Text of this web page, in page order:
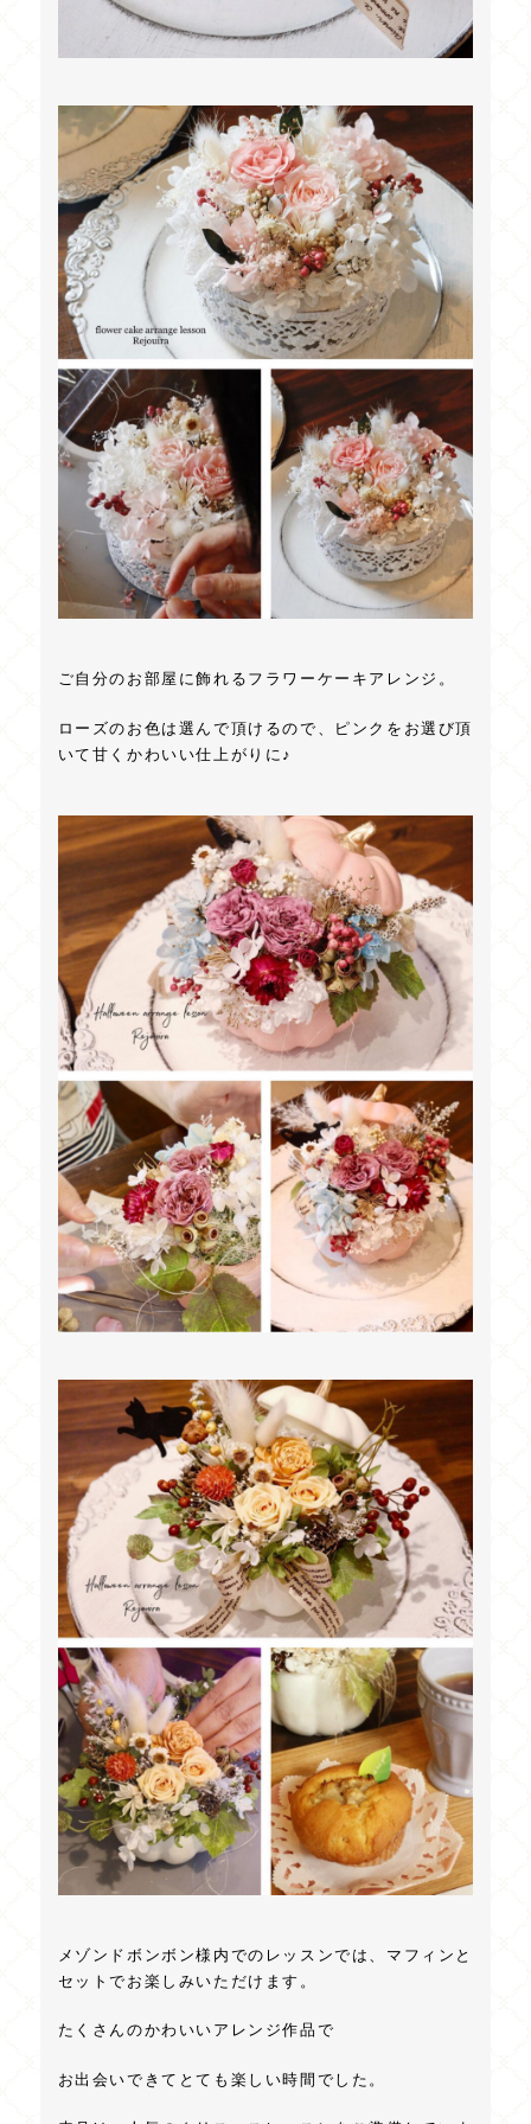
ご自分のお部屋に飾れるフラワーケーキアレンジ。
ローズのお色は選んで頂けるので、ピンクをお選び頂
いて甘くかわいい仕上がりに♪
メゾンドボンボン様内でのレッスンでは、マフィンと
セットでお楽しみいただけます。
たくさんのかわいいアレンジ作品で
お出会いできてとても楽しい時間でした。